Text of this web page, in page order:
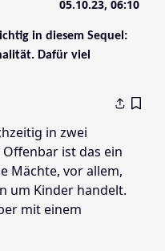
05.10.23, 06:10
in diesem Sequel:
Dafür viel
in zwei
ist das ein
Mächte, vor allem,
um Kinder handelt.
mit einem